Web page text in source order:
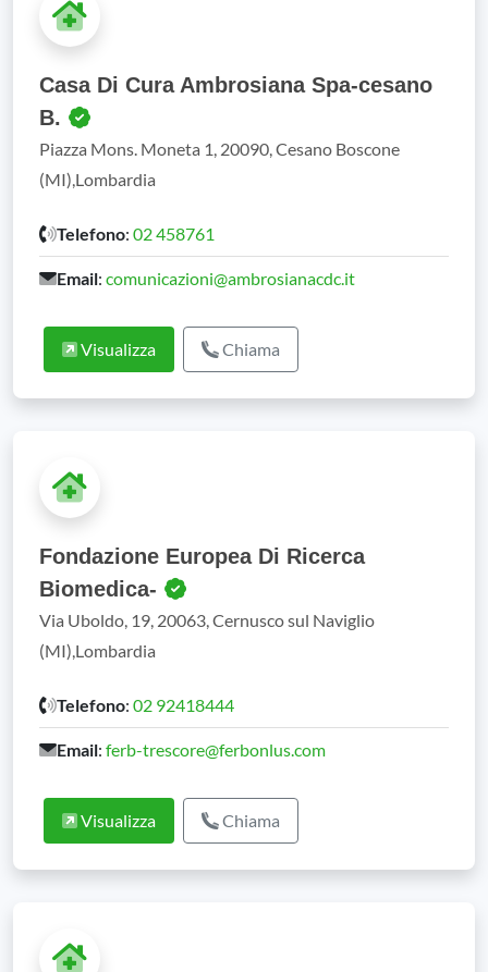
Casa Di Cura Ambrosiana Spa-cesano
B.
Piazza Mons. Moneta 1, 20090, Cesano Boscone
(MI),Lombardia
Telefono: 02 458761
Email: comunicazioni@ambrosianacdc.it
Visualizza Chiama
Fondazione Europea Di Ricerca
Biomedica-
Via Uboldo, 19, 20063, Cernusco sul Naviglio
(MI),Lombardia
Telefono: 02 92418444
Email: ferb-trescore@ferbonlus.com
Visualizza Chiama